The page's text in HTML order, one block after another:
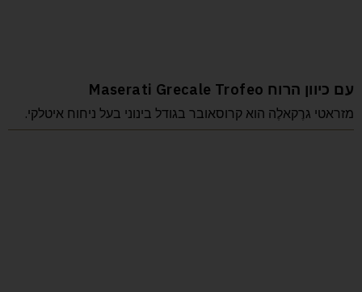
עם כיוון הרוח Maserati Grecale Trofeo
מזראטי גרֶקאלֶה הוא קרוסאובר בגודל בינוני בעל ניחוח איטלקי.